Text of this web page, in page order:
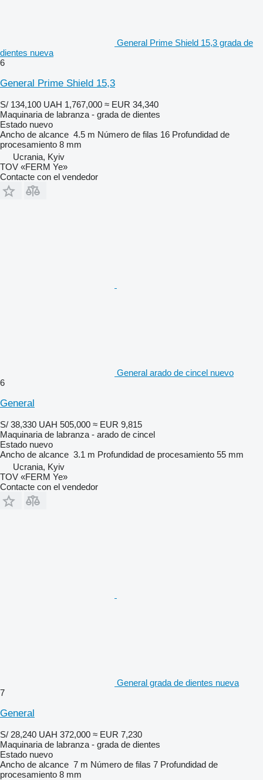
General Prime Shield 15,3 grada de
dientes nueva
6
General Prime Shield 15,3
S/ 134,100 UAH 1,767,000 ≈ EUR 34,340
Maquinaria de labranza - grada de dientes
Estado nuevo
Ancho de alcance 4.5 m Número de filas 16 Profundidad de
procesamiento 8 mm
Ucrania, Kyiv
TOV «FERM Ye»
Contacte con el vendedor
General arado de cincel nuevo
6
General
S/ 38,330 UAH 505,000 ≈ EUR 9,815
Maquinaria de labranza - arado de cincel
Estado nuevo
Ancho de alcance 3.1 m Profundidad de procesamiento 55 mm
Ucrania, Kyiv
TOV «FERM Ye»
Contacte con el vendedor
General grada de dientes nueva
7
General
S/ 28,240 UAH 372,000 ≈ EUR 7,230
Maquinaria de labranza - grada de dientes
Estado nuevo
Ancho de alcance 7 m Número de filas 7 Profundidad de
procesamiento 8 mm